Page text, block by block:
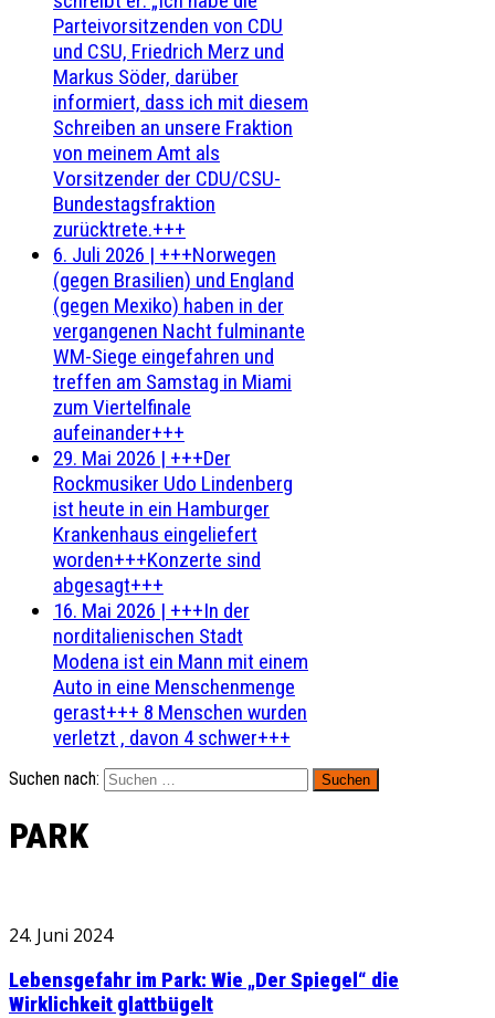
Parteivorsitzenden von CDU
und CSU, Friedrich Merz und
Markus Söder, darüber
informiert, dass ich mit diesem
Schreiben an unsere Fraktion
von meinem Amt als
Vorsitzender der CDU/CSU-
Bundestagsfraktion
zurücktrete.+++
6. Juli 2026 | +++Norwegen
(gegen Brasilien) und England
(gegen Mexiko) haben in der
vergangenen Nacht fulminante
WM-Siege eingefahren und
treffen am Samstag in Miami
zum Viertelfinale
aufeinander+++
29. Mai 2026 | +++Der
Rockmusiker Udo Lindenberg
ist heute in ein Hamburger
Krankenhaus eingeliefert
worden+++Konzerte sind
abgesagt+++
16. Mai 2026 | +++In der
norditalienischen Stadt
Modena ist ein Mann mit einem
Auto in eine Menschenmenge
gerast+++ 8 Menschen wurden
verletzt , davon 4 schwer+++
Suchen nach:
PARK
24. Juni 2024
Lebensgefahr im Park: Wie „Der Spiegel“ die
Wirklichkeit glattbügelt